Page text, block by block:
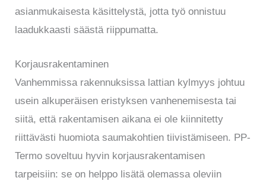
asianmukaisesta käsittelystä, jotta työ onnistuu
laadukkaasti säästä riippumatta.
Korjausrakentaminen
Vanhemmissa rakennuksissa lattian kylmyys johtuu
usein alkuperäisen eristyksen vanhenemisesta tai
siitä, että rakentamisen aikana ei ole kiinnitetty
riittävästi huomiota saumakohtien tiivistämiseen. PP-
Termo soveltuu hyvin korjausrakentamisen
tarpeisiin: se on helppo lisätä olemassa oleviin